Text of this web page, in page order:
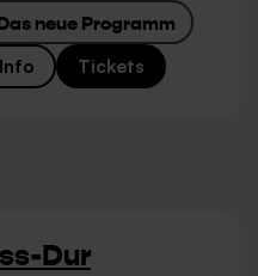
Das neue Programm
Info Tickets
Dur